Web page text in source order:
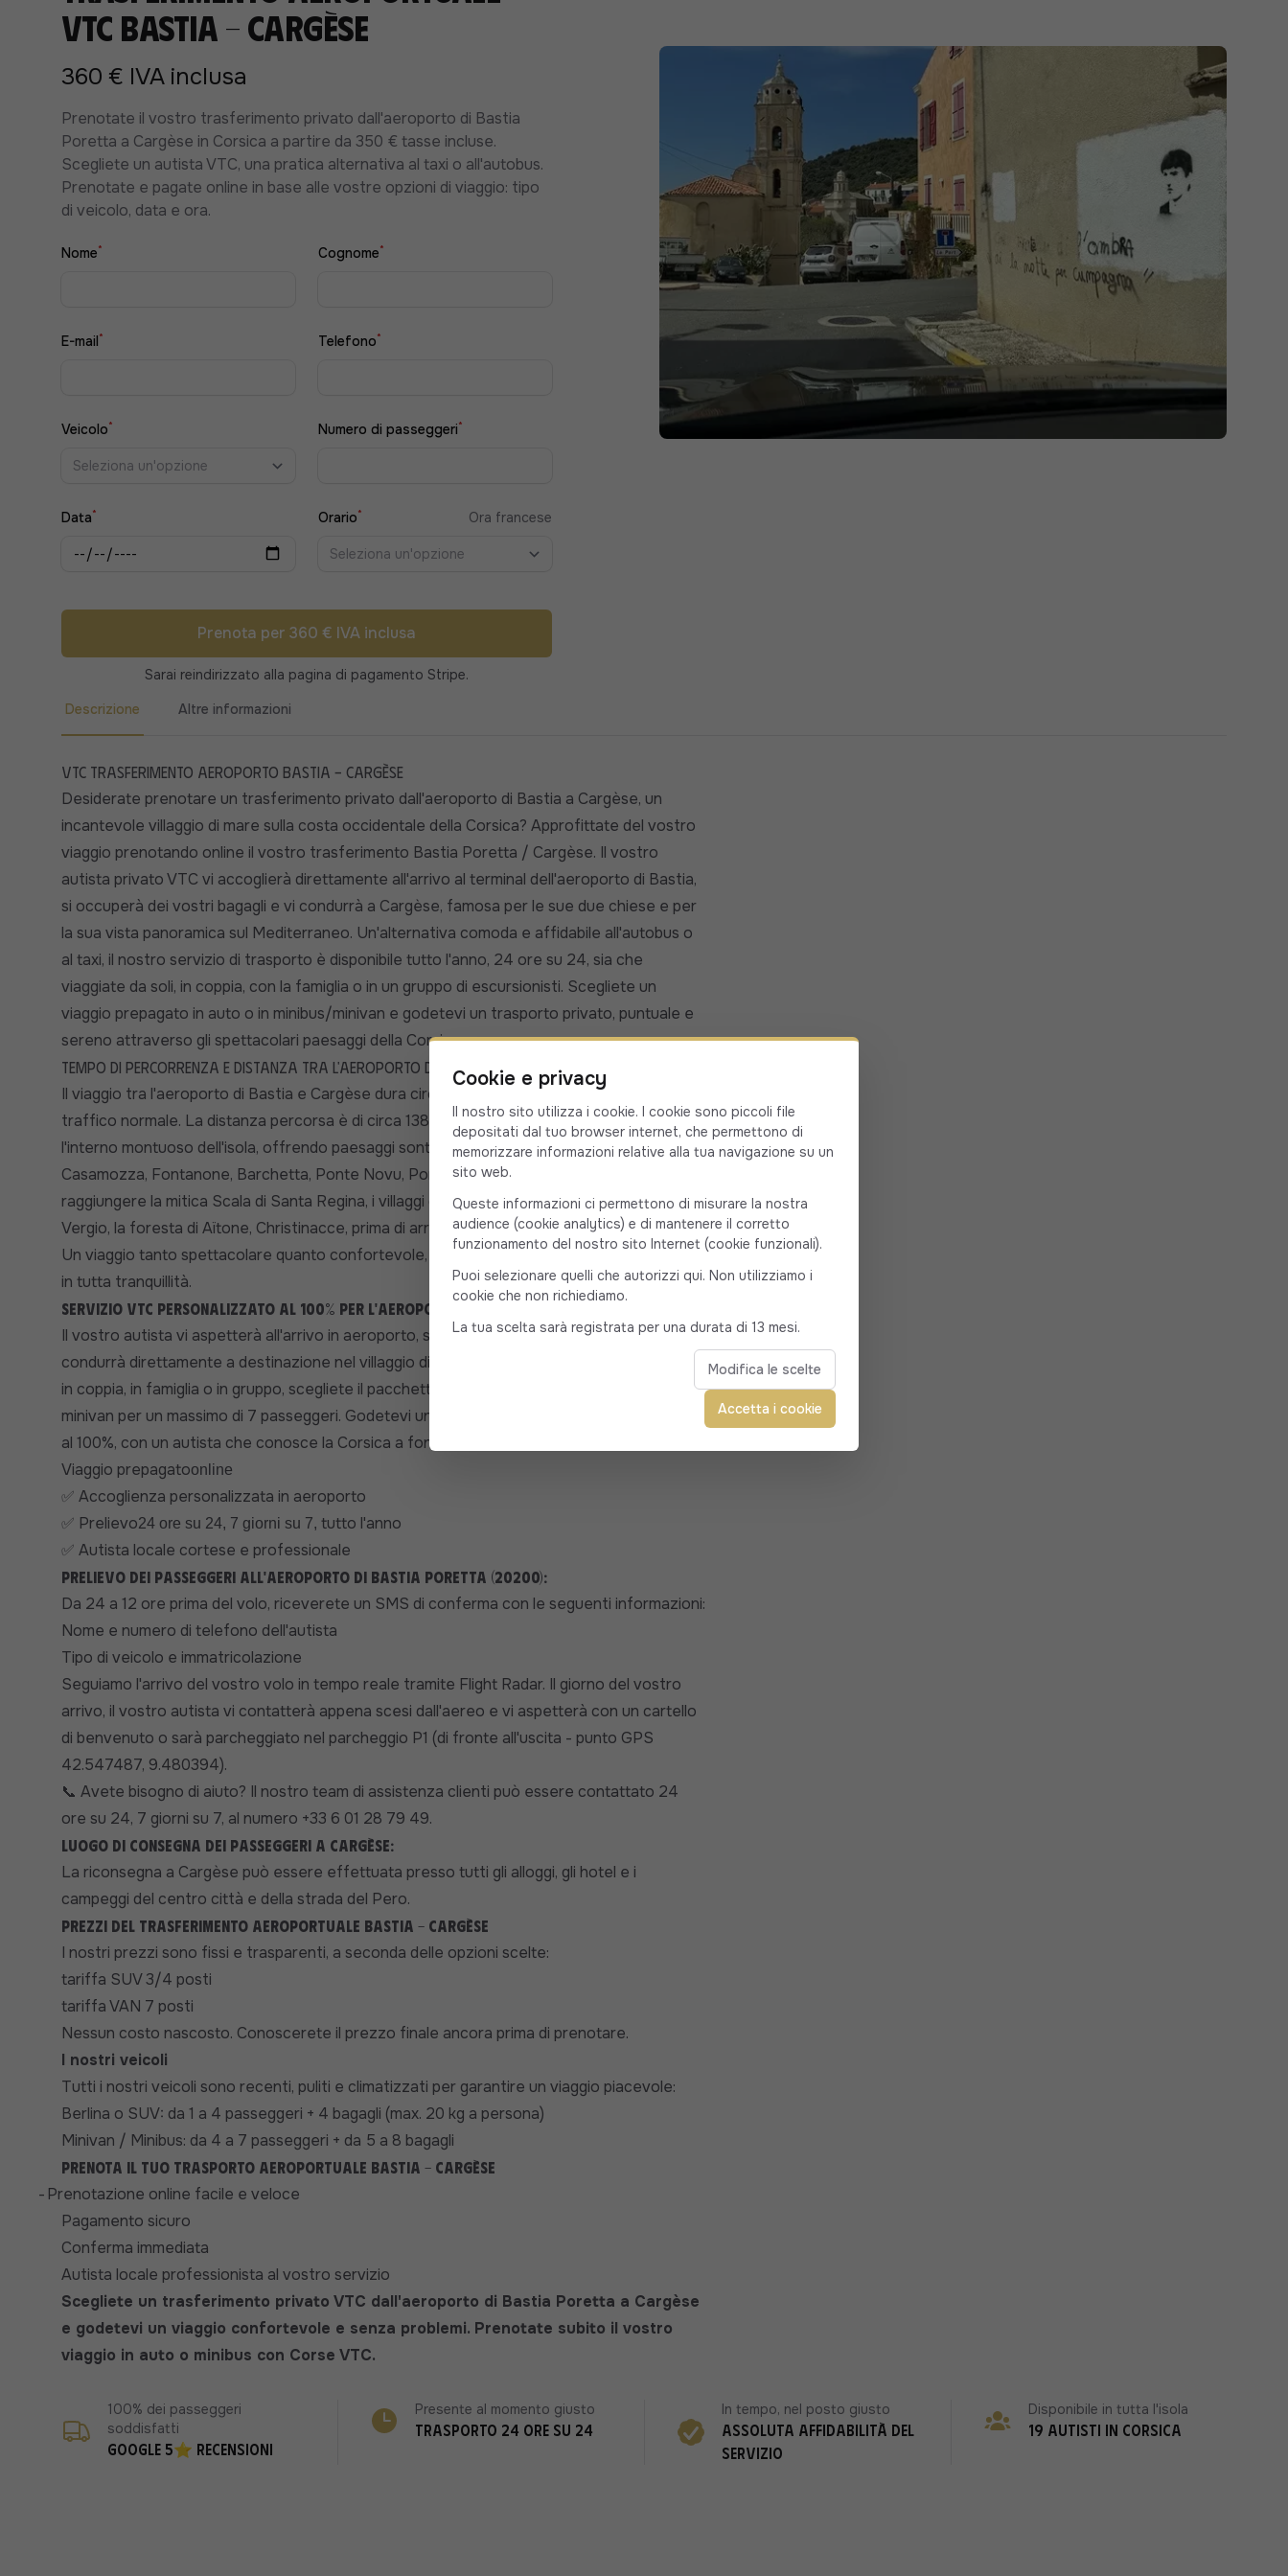
VTC Bastia - Cargèse
360 € IVA inclusa
Prenotate il vostro trasferimento privato dall'aeroporto di Bastia
Poretta a Cargèse in Corsica a partire da 350 € tasse incluse.
Scegliete un autista VTC, una pratica alternativa al taxi o all'autobus.
Prenotate e pagate online in base alle vostre opzioni di viaggio: tipo
di veicolo, data e ora.
Nome* Cognome*
E-mail* Telefono*
Veicolo*
Seleziona un'opzione
Numero di passeggeri*
Data* Orario* Ora francese
Seleziona un'opzione
Prenota per 360 € IVA inclusa
Sarai reindirizzato alla pagina di pagamento Stripe.
Descrizione
Altre informazioni
VTC Trasferimento aeroporto Bastia - Cargèse
Desiderate prenotare un trasferimento privato dall'aeroporto di Bastia a Cargèse, un
incantevole villaggio di mare sulla costa occidentale della Corsica? Approfittate del vostro
viaggio prenotando online il vostro trasferimento Bastia Poretta / Cargèse. Il vostro
autista privato VTC vi accoglierà direttamente all'arrivo al terminal dell'aeroporto di Bastia,
si occuperà dei vostri bagagli e vi condurrà a Cargèse, famosa per le sue due chiese e per
la sua vista panoramica sul Mediterraneo. Un'alternativa comoda e affidabile all'autobus o
al taxi, il nostro servizio di trasporto è disponibile tutto l'anno, 24 ore su 24, sia che
viaggiate da soli, in coppia, con la famiglia o in un gruppo di escursionisti. Scegliete un
viaggio prepagato in auto o in minibus/minivan e godetevi un trasporto privato, puntuale e
sereno attraverso gli spettacolari paesaggi della Corsica.
Tempo di percorrenza e distanza tra l'aeroporto di Bastia Poretta e Cargèse (20130)
Il viaggio tra l'aeroporto di Bastia e Cargèse dura circa 2 ore e 42 minuti in condizioni di
traffico normale. La distanza percorsa è di circa 138 chilometri. Il percorso attraversa
l'interno montuoso dell'isola, offrendo paesaggi sontuosi lungo il tragitto. Si passa per
Casamozza, Fontanone, Barchetta, Ponte Novu, Ponte Leccia, Francardo, Castirla, per poi
raggiungere la mitica Scala di Santa Regina, i villaggi di Calacuccia e Albertacce, il passo di
Vergio, la foresta di Aïtone, Christinacce, prima di arrivare a Vico, Sagone e infine Cargèse.
Un viaggio tanto spettacolare quanto confortevole, per raggiungere la costa occidentale
in tutta tranquillità.
Servizio VTC personalizzato al 100% per l'aeroporto di Bastia - Cargèse
Il vostro autista vi aspetterà all'arrivo in aeroporto, si occuperà dei vostri bagagli e vi
condurrà direttamente a destinazione nel villaggio di Cargèse in Corsica. Che siate da soli,
in coppia, in famiglia o in gruppo, scegliete il pacchetto più adatto a voi: berlina, SUV o
minivan per un massimo di 7 passeggeri. Godetevi un servizio di alta qualità, personalizzato
al 100%, con un autista che conosce la Corsica a fondo.
Viaggio prepagatoonline
✅ Accoglienza personalizzata in aeroporto
✅ Prelievo24 ore su 24, 7 giorni su 7, tutto l'anno
✅ Autista locale cortese e professionale
Prelievo dei passeggeri all'aeroporto di Bastia Poretta (20200):
Da 24 a 12 ore prima del volo, riceverete un SMS di conferma con le seguenti informazioni:
Nome e numero di telefono dell'autista
Tipo di veicolo e immatricolazione
Seguiamo l'arrivo del vostro volo in tempo reale tramite Flight Radar. Il giorno del vostro
arrivo, il vostro autista vi contatterà appena scesi dall'aereo e vi aspetterà con un cartello
di benvenuto o sarà parcheggiato nel parcheggio P1 (di fronte all'uscita - punto GPS
42.547487, 9.480394).
📞 Avete bisogno di aiuto? Il nostro team di assistenza clienti può essere contattato 24
ore su 24, 7 giorni su 7, al numero +33 6 01 28 79 49.
Luogo di consegna dei passeggeri a Cargèse:
La riconsegna a Cargèse può essere effettuata presso tutti gli alloggi, gli hotel e i
campeggi del centro città e della strada del Pero.
Prezzi del trasferimento aeroportuale Bastia - Cargèse
I nostri prezzi sono fissi e trasparenti, a seconda delle opzioni scelte:
tariffa SUV 3/4 posti
tariffa VAN 7 posti
Nessun costo nascosto. Conoscerete il prezzo finale ancora prima di prenotare.
I nostri veicoli
Tutti i nostri veicoli sono recenti, puliti e climatizzati per garantire un viaggio piacevole:
Berlina o SUV: da 1 a 4 passeggeri + 4 bagagli (max. 20 kg a persona)
Minivan / Minibus: da 4 a 7 passeggeri + da 5 a 8 bagagli
Prenota il tuo trasporto aeroportuale Bastia - Cargèse
- Prenotazione online facile e veloce
Pagamento sicuro
Conferma immediata
Autista locale professionista al vostro servizio
Scegliete un trasferimento privato VTC dall'aeroporto di Bastia Poretta a Cargèse
e godetevi un viaggio confortevole e senza problemi. Prenotate subito il vostro
viaggio in auto o minibus con Corse VTC.
Google 5⭐ recensioni
100% dei passeggeri
soddisfatti
Trasporto 24 ore su 24
Presente al momento giusto
Assoluta affidabilità del
servizio
In tempo, nel posto giusto
19 autisti in Corsica
Disponibile in tutta l'isola
Cookie e privacy
Il nostro sito utilizza i cookie. I cookie sono piccoli file
depositati dal tuo browser internet, che permettono di
memorizzare informazioni relative alla tua navigazione su un
sito web.
Queste informazioni ci permettono di misurare la nostra
audience (cookie analytics) e di mantenere il corretto
funzionamento del nostro sito Internet (cookie funzionali).
Puoi selezionare quelli che autorizzi qui. Non utilizziamo i
cookie che non richiediamo.
La tua scelta sarà registrata per una durata di 13 mesi.
Modifica le scelte
Accetta i cookie